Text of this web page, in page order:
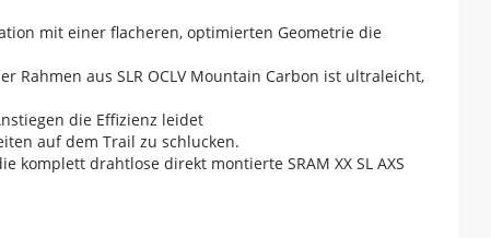
mit einer flacheren, optimierten Geometrie die
Rahmen aus SLR OCLV Mountain Carbon ist ultraleicht,
die Effizienz leidet
auf dem Trail zu schlucken.
komplett drahtlose direkt montierte SRAM XX SL AXS